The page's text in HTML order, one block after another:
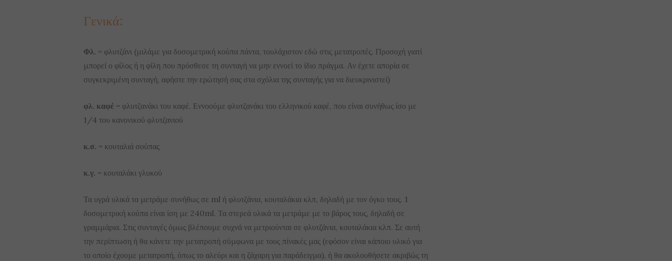
Γενικά:
Φλ. = φλυτζάνι (μιλάμε για δοσομετρική κούπα πάντα, τουλάχιστον εδώ στις μετατροπές. Προσοχή γιατί
μπορεί ο φίλος ή η φίλη που πρόσθεσε τη συνταγή να μην εννοεί το ίδιο πράγμα. Αν έχετε απορία σε
συγκεκριμένη συνταγή, αφήστε την ερώτησή σας στα σχόλια της συνταγής για να διευκρινιστεί)
φλ. καφέ = φλυτζανάκι του καφέ. Εννοούμε φλυτζανάκι του ελληνικού καφέ, που είναι συνήθως ίσο με
1/4 του κανονικού φλυτζανιού
κ.σ. = κουταλιά σούπας
κ.γ. = κουταλάκι γλυκού
Τα υγρά υλικά τα μετράμε συνήθως σε ml ή φλυτζάνια, κουταλάκια κλπ, δηλαδή με τον όγκο τους. 1
δοσομετρική κούπα είναι ίση με 240ml. Τα στερεά υλικά τα μετράμε με το βάρος τους, δηλαδή σε
γραμμάρια. Στις συνταγές όμως βλέπουμε συχνά να μετριούνται σε φλυτζάνια, κουταλάκια κλπ. Σε αυτή
την περίπτωση ή θα κάνετε την μετατροπή σύμφωνα με τους πίνακές μας (εφόσον είναι κάποιο υλικό για
το οποίο έχουμε μετατροπή, όπως το αλεύρι και η ζάχαρη για παράδειγμα), ή θα ακολουθήσετε ακριβώς τη